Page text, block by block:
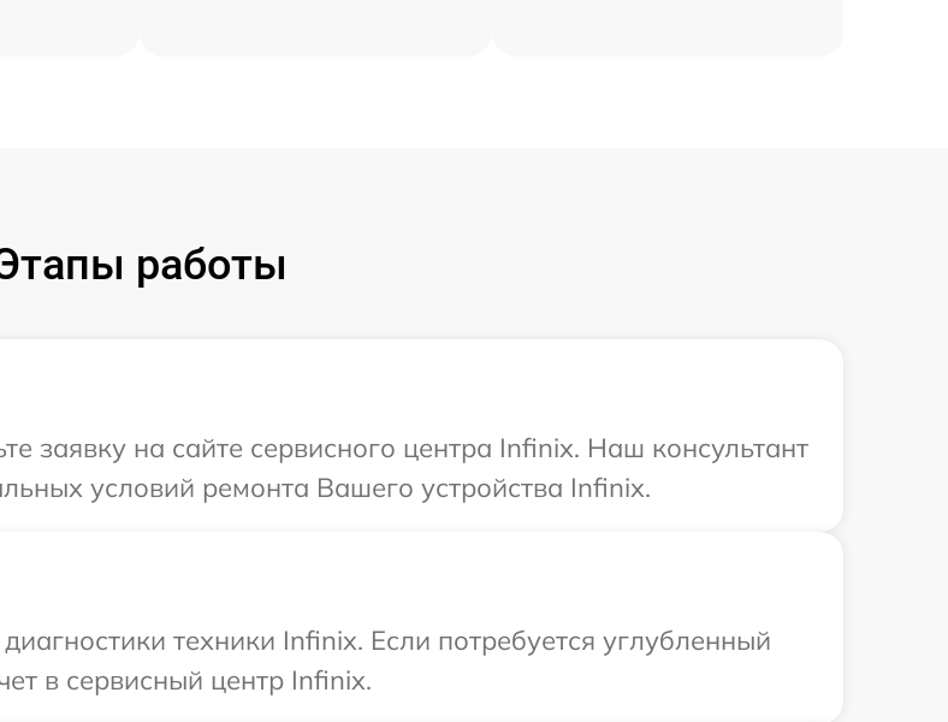
работы
заявку на сайте сервисного центра Infinix. Наш консультант
условий ремонта Вашего устройства Infinix.
техники Infinix. Если потребуется углубленный
в сервисный центр Infinix.